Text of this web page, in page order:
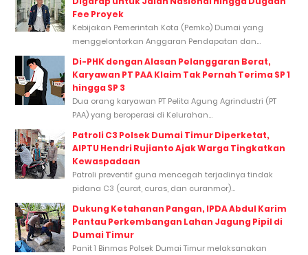
Fee Proyek
Kebijakan Pemerintah Kota (Pemko) Dumai yang
menggelontorkan Anggaran Pendapatan dan...
Di-PHK dengan Alasan Pelanggaran Berat,
Karyawan PT PAA Klaim Tak Pernah Terima SP 1
hingga SP 3
Dua orang karyawan PT Pelita Agung Agrindustri (PT
PAA) yang beroperasi di Kelurahan...
Patroli C3 Polsek Dumai Timur Diperketat,
AIPTU Hendri Rujianto Ajak Warga Tingkatkan
Kewaspadaan
Patroli preventif guna mencegah terjadinya tindak
pidana C3 (curat, curas, dan curanmor)...
Dukung Ketahanan Pangan, IPDA Abdul Karim
Pantau Perkembangan Lahan Jagung Pipil di
Dumai Timur
Panit 1 Binmas Polsek Dumai Timur melaksanakan